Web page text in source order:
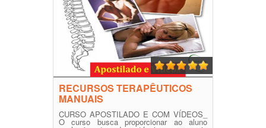
RECURSOS TERAPÊUTICOS
MANUAIS
CURSO APOSTILADO E COM VÍDEOS_
O curso busca proporcionar ao aluno